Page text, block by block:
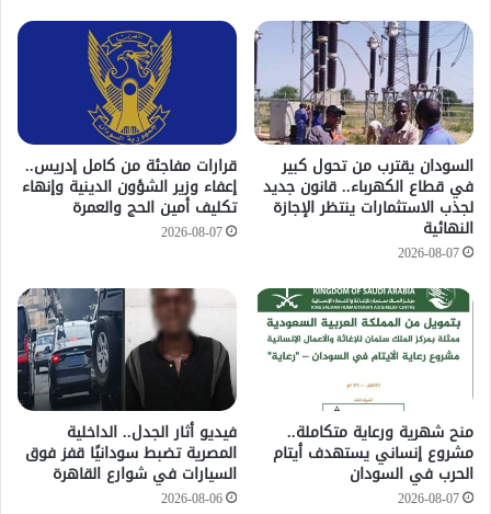
السودان يقترب من تحول كبير
في قطاع الكهرباء.. قانون جديد
لجذب الاستثمارات ينتظر الإجازة
النهائية
2026-08-07
قرارات مفاجئة من كامل إدريس..
إعفاء وزير الشؤون الدينية وإنهاء
تكليف أمين الحج والعمرة
2026-08-07
منح شهرية ورعاية متكاملة..
مشروع إنساني يستهدف أيتام
الحرب في السودان
2026-08-07
فيديو أثار الجدل.. الداخلية
المصرية تضبط سودانيًا قفز فوق
السيارات في شوارع القاهرة
2026-08-06